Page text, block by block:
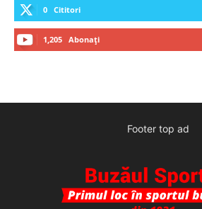
0 Cititori
1,205 Abonați
Footer top ad